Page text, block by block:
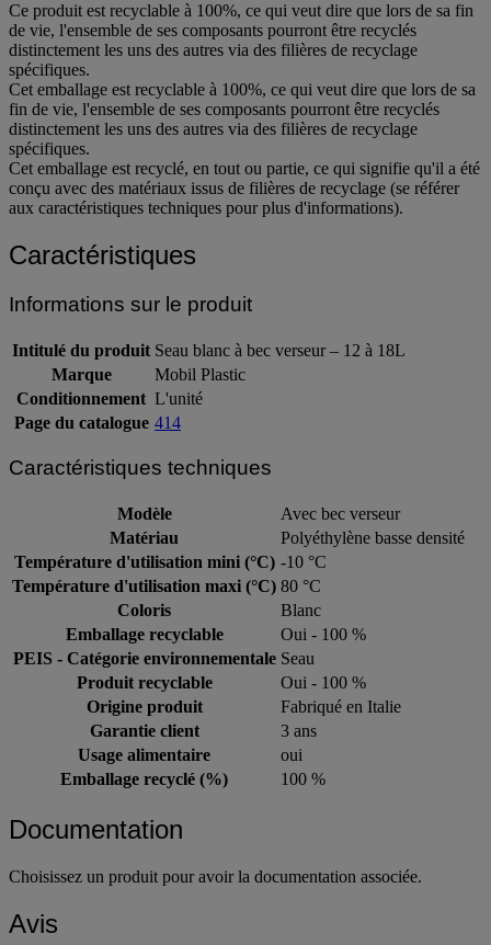
Ce produit est recyclable à 100%, ce qui veut dire que lors de sa fin
de vie, l'ensemble de ses composants pourront être recyclés
distinctement les uns des autres via des filières de recyclage
spécifiques.
Cet emballage est recyclable à 100%, ce qui veut dire que lors de sa
fin de vie, l'ensemble de ses composants pourront être recyclés
distinctement les uns des autres via des filières de recyclage
spécifiques.
Cet emballage est recyclé, en tout ou partie, ce qui signifie qu'il a été
conçu avec des matériaux issus de filières de recyclage (se référer
aux caractéristiques techniques pour plus d'informations).
Caractéristiques
Informations sur le produit
Intitulé du produit Seau blanc à bec verseur – 12 à 18L
Marque
Mobil Plastic
Conditionnement L'unité
Page du catalogue 414
Caractéristiques techniques
Modèle
Avec bec verseur
Matériau
Polyéthylène basse densité
Température d'utilisation mini (°C) -10 °C
Température d'utilisation maxi (°C) 80 °C
Coloris
Blanc
Emballage recyclable
Oui - 100 %
PEIS - Catégorie environnementale Seau
Produit recyclable
Oui - 100 %
Origine produit
Fabriqué en Italie
Garantie client
3 ans
Usage alimentaire
oui
Emballage recyclé (%)
100 %
Documentation
Choisissez un produit pour avoir la documentation associée.
Avis